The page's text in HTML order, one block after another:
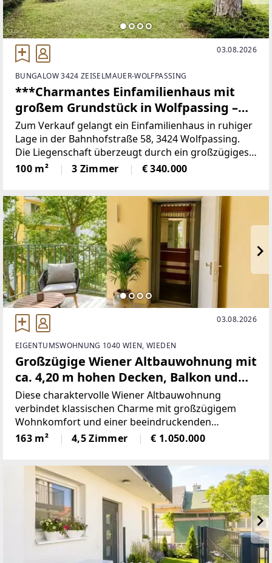
03.08.2026
BUNGALOW 3424 ZEISELMAUER-WOLFPASSING
***Charmantes Einfamilienhaus mit
großem Grundstück in Wolfpassing –
viel Potenzial zum fairen Preis
Zum Verkauf gelangt ein Einfamilienhaus in ruhiger
Lage in der Bahnhofstraße 58, 3424 Wolfpassing.
Die Liegenschaft überzeugt durch ein großzügiges
Grundstück von ca. 790 m² sowie eine Wohnfläche
von rund 100 m² und bietet viel Potenzial für
100 m² 3 Zimmer € 340.000
03.08.2026
EIGENTUMSWOHNUNG 1040 WIEN, WIEDEN
Großzügige Wiener Altbauwohnung mit
ca. 4,20 m hohen Decken, Balkon und
direktem Liftzugang
Diese charaktervolle Wiener Altbauwohnung
verbindet klassischen Charme mit großzügigem
Wohnkomfort und einer beeindruckenden
Raumwirkung. Rund 4,20 m hohe Decken, originale
Wiener Flügeltüren, klassischer
Wohnzimmer
163 m² 4,5 Zimmer € 1.050.000